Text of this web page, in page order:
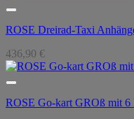
ROSE Dreirad-Taxi
436,90 €
ROSE Go-kart GROß mit 6